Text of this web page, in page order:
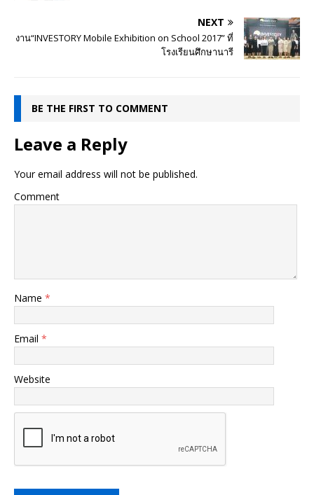
NEXT
งาน“INVESTORY Mobile Exhibition on School 2017” ที่
โรงเรียนศึกษานารี
BE THE FIRST TO COMMENT
Leave a Reply
Your email address will not be published.
Comment
Name *
Email *
Website